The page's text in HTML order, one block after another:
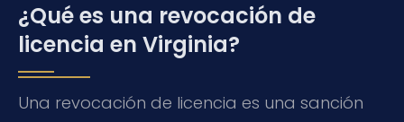
¿Qué es una revocación de
licencia en Virginia?
Una revocación de licencia es una sanción